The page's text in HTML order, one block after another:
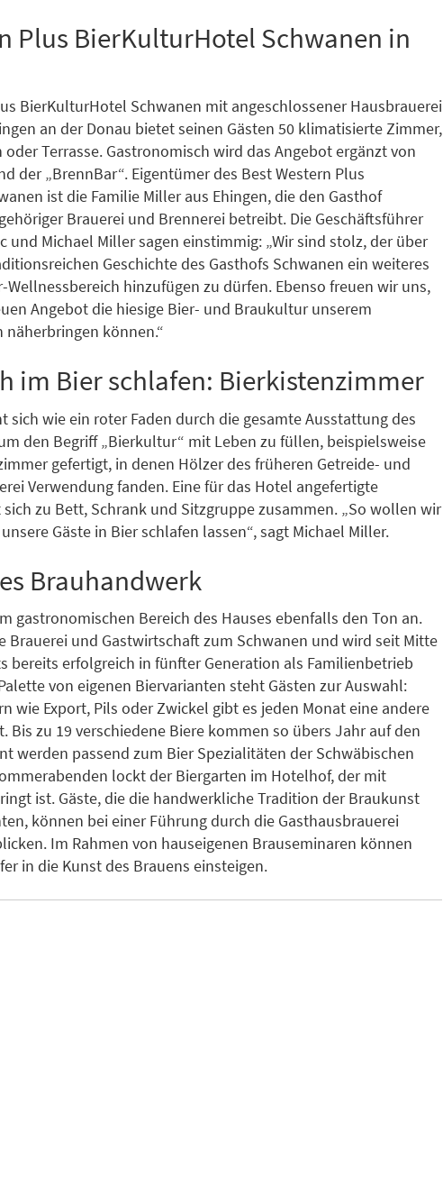
Plus BierKulturHotel Schwanen in
BierKulturHotel Schwanen mit angeschlossener Hausbrauerei
an der Donau bietet seinen Gästen 50 klimatisierte Zimmer,
Terrasse. Gastronomisch wird das Angebot ergänzt von
der „BrennBar“. Eigentümer des Best Western Plus
ist die Familie Miller aus Ehingen, die den Gasthof
Brauerei und Brennerei betreibt. Die Geschäftsführer
und Michael Miller sagen einstimmig: „Wir sind stolz, der über
Geschichte des Gasthofs Schwanen ein weiteres
hinzufügen zu dürfen. Ebenso freuen wir uns,
Angebot die hiesige Bier- und Braukultur unserem
näherbringen können.“
im Bier schlafen: Bierkistenzimmer
sich wie ein roter Faden durch die gesamte Ausstattung des
den Begriff „Bierkultur“ mit Leben zu füllen, beispielsweise
gefertigt, in denen Hölzer des früheren Getreide- und
Verwendung fanden. Eine für das Hotel angefertigte
zu Bett, Schrank und Sitzgruppe zusammen. „So wollen wir
Gäste in Bier schlafen lassen“, sagt Michael Miller.
Brauhandwerk
gastronomischen Bereich des Hauses ebenfalls den Ton an.
Brauerei und Gastwirtschaft zum Schwanen und wird seit Mitte
bereits erfolgreich in fünfter Generation als Familienbetrieb
von eigenen Biervarianten steht Gästen zur Auswahl:
wie Export, Pils oder Zwickel gibt es jeden Monat eine andere
Bis zu 19 verschiedene Biere kommen so übers Jahr auf den
werden passend zum Bier Spezialitäten der Schwäbischen
lockt der Biergarten im Hotelhof, der mit
ist. Gäste, die die handwerkliche Tradition der Braukunst
können bei einer Führung durch die Gasthausbrauerei
Im Rahmen von hauseigenen Brauseminaren können
in die Kunst des Brauens einsteigen.